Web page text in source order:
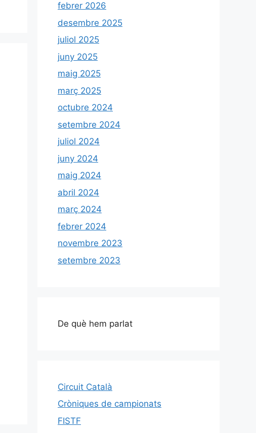
febrer 2026
desembre 2025
juliol 2025
juny 2025
maig 2025
març 2025
octubre 2024
setembre 2024
juliol 2024
juny 2024
maig 2024
abril 2024
març 2024
febrer 2024
novembre 2023
setembre 2023
De què hem parlat
Circuit Català
Cròniques de campionats
FISTF